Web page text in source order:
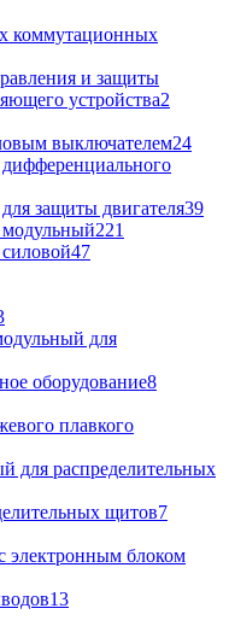
коммутационных
и защиты
устройства2
выключателем24
защиты двигателя39
221
47
для
оборудование8
плавкого
для распределительных
щитов7
электронным блоком
13